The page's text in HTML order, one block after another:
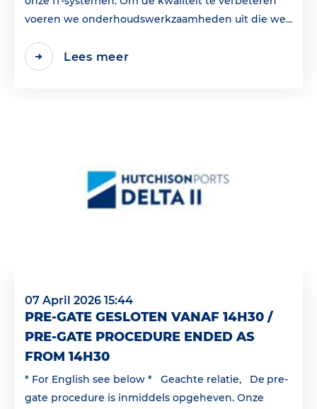
voeren we onderhoudswerkzaamheden uit die we...
Lees meer
07 April 2026 15:44
PRE-GATE GESLOTEN VANAF 14H30 /
PRE-GATE PROCEDURE ENDED AS
FROM 14H30
* For English see below * Geachte relatie, De pre-
gate procedure is inmiddels opgeheven. Onze